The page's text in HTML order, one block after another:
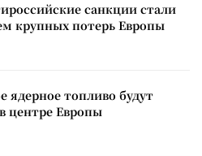
санкции стали
крупных потерь Европы
ядерное топливо будут
центре Европы